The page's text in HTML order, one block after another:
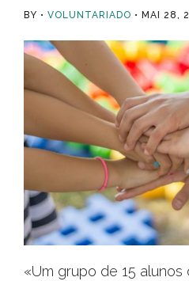
BY VOLUNTARIADO MAI 28,
«Um grupo de 15